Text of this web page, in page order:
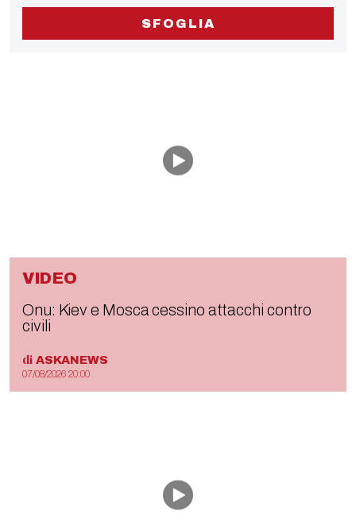
SFOGLIA
VIDEO
Onu: Kiev e Mosca cessino attacchi contro
civili
di ASKANEWS
07/08/2026 20:00